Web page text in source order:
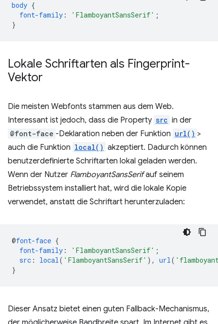
body {
font-family : 'FlamboyantSansSerif' ;
}
Lokale Schriftarten als Fingerprint-
Vektor
Die meisten Webfonts stammen aus dem Web.
Interessant ist jedoch, dass die Property src in der
@font-face -Deklaration neben der Funktion url() >
auch die Funktion local() akzeptiert. Dadurch können
benutzerdefinierte Schriftarten lokal geladen werden.
Wenn der Nutzer FlamboyantSansSerifauf seinem
Betriebssystem installiert hat, wird die lokale Kopie
verwendet, anstatt die Schriftart herunterzuladen:
@font-face {
font-family : 'FlamboyantSansSerif' ;
src : local( 'FlamboyantSansSerif' ), url(
}
Dieser Ansatz bietet einen guten Fallback-Mechanismus,